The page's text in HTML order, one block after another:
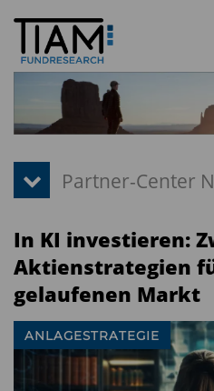
In KI investieren:
Aktienstrategien
gelaufenen Markt
ANLAGESTRATEGIE